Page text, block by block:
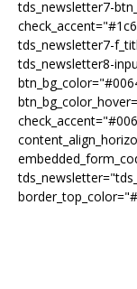
tds_newsletter7-
tds_newsletter7-
tds_newsletter8-